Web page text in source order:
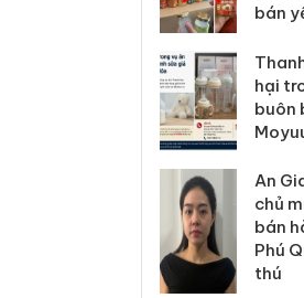
bán yến sào giả
Thanh Hóa: Tìm bị
hại trong vụ án
buôn bán bình sữa
An Giang: Đối tượng
chủ mưu đường dây
Phú Quốc ra đầu